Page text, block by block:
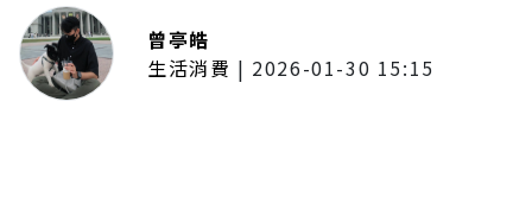
曾亭皓
生活消費 | 2026-01-30 15:15